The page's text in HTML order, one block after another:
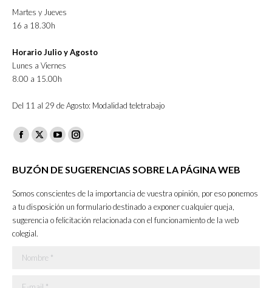
Martes y Jueves
16 a 18.30h
Horario Julio y Agosto
Lunes a Viernes
8.00 a 15.00h
Del 11 al 29 de Agosto: Modalidad teletrabajo
Facebook
opens
new
window
X
opens
new
window
YouTube
opens
new
window
Instagram
opens
in
new
window
BUZÓN DE SUGERENCIAS SOBRE LA PÁGINA WEB
Somos conscientes de la importancia de vuestra opinión, por eso ponemos
a tu disposición un formulario destinado a exponer cualquier queja,
sugerencia o felicitación relacionada con el funcionamiento de la web
colegial.
Nombre *
E-mail *